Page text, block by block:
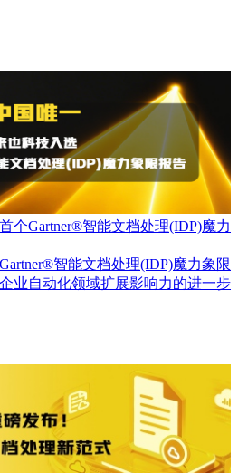
个Gartner®智能文档处理(IDP)魔力
智能文档处理(IDP)魔力象限
业自动化领域扩展影响力的进一步